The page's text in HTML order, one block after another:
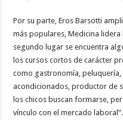
Por su parte, Eros Barsotti
más populares, Medicina lidera
segundo lugar se encuentra
los cursos cortos de carácter
como gastronomía,
acondicionados, productor de
los chicos buscan formarse,
vínculo con el mercado